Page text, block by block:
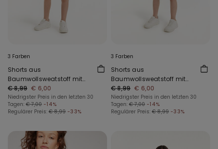
3 Farben
Shorts aus
Baumwollsweatstoff mit
Taschen für Jungen
€ 8,99 € 6,00
Niedrigster Preis in den letzten 30
Tagen: € 7,00 -14%
Regulärer Preis: € 8,99 -33%
3 Farben
Shorts aus
Baumwollsweatstoff mit
Taschen für Jungen
€ 8,99 € 6,00
Niedrigster Preis in den letzten 30
Tagen: € 7,00 -14%
Regulärer Preis: € 8,99 -33%